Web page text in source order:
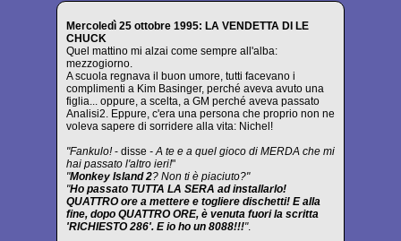
Mercoledì 25 ottobre 1995: LA VENDETTA DI LE
CHUCK
Quel mattino mi alzai come sempre all'alba:
mezzogiorno.
A scuola regnava il buon umore, tutti facevano i
complimenti a Kim Basinger, perché aveva avuto una
figlia... oppure, a scelta, a GM perché aveva passato
Analisi2. Eppure, c'era una persona che proprio non ne
voleva sapere di sorridere alla vita: Nichel!
"Fankulo!- disse - A te e a quel gioco di MERDA che mi
hai passato l'altro ieri!"
"Monkey Island 2? Non ti è piaciuto?"
"Ho passato TUTTA LA SERA ad installarlo!
QUATTRO ore a mettere e togliere dischetti! E alla
fine, dopo QUATTRO ORE, è venuta fuori la scritta
'RICHIESTO 286'. E io ho un 8088!!!".